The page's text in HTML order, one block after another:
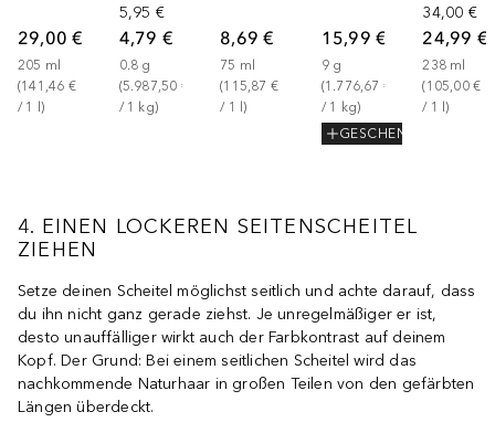
29,00 €
205 ml
(141,46 €
/ 1 l)
5,95 €
4,79 €
0.8 g
(5.987,50 €
/ 1 kg)
8,69 €
75 ml
(115,87 €
/ 1 l)
15,99 €
9 g
(1.776,67 €
/ 1 kg)
GESCHENK
34,00 €
24,99 €
238 ml
(105,00 €
/ 1 l)
4. EINEN LOCKEREN SEITENSCHEITEL
ZIEHEN
Setze deinen Scheitel möglichst seitlich und achte darauf, dass
du ihn nicht ganz gerade ziehst. Je unregelmäßiger er ist,
desto unauffälliger wirkt auch der Farbkontrast auf deinem
Kopf. Der Grund: Bei einem seitlichen Scheitel wird das
nachkommende Naturhaar in großen Teilen von den gefärbten
Längen überdeckt.